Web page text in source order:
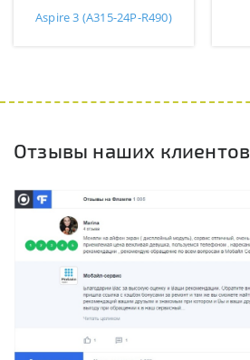
Aspire 3 (A315-24P-R490)
Отзывы наших клиентов